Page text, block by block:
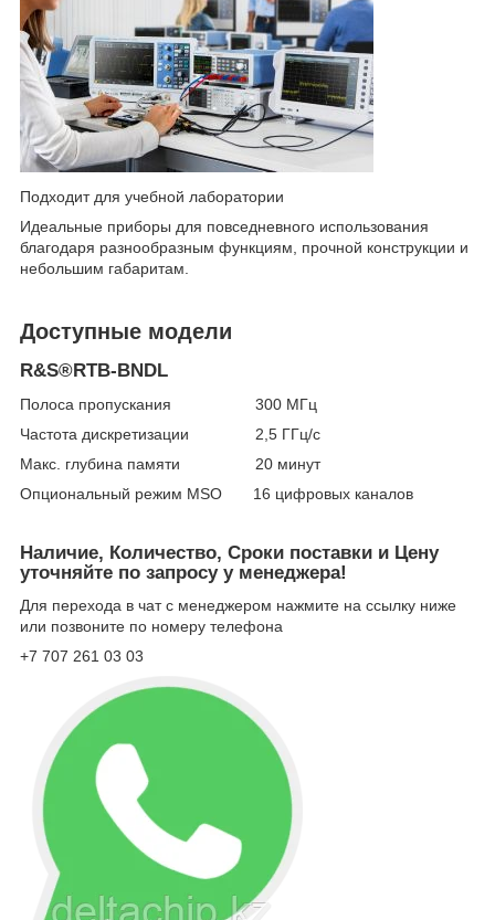
Подходит для учебной лаборатории
Идеальные приборы для повседневного использования
благодаря разнообразным функциям, прочной конструкции и
небольшим габаритам.
Доступные модели
R&S®RTB-BNDL
Полоса пропускания 300 МГц
Частота дискретизации 2,5 ГГц/с
Макс. глубина памяти 20 минут
Опциональный режим MSO 16 цифровых каналов
Наличие, Количество, Сроки поставки и Цену
уточняйте по запросу у менеджера!
Для перехода в чат с менеджером нажмите на ссылку ниже
или позвоните по номеру телефона
+7 707 261 03 03